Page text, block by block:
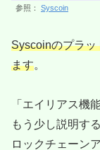
参照： Syscoin
Syscoinのプラッ
ます。
「エイリアス機
もう少し説明す
ロックチェーン